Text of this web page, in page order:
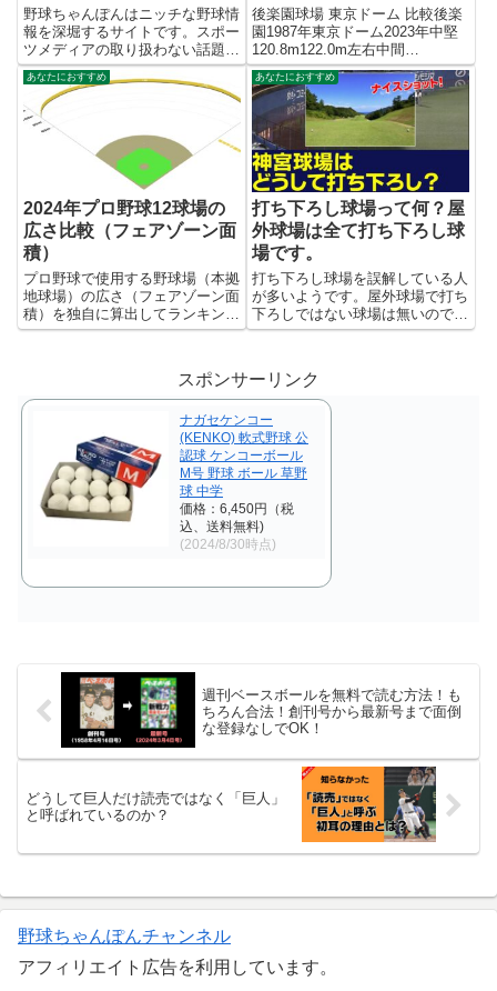
計。みんなで監督采配を評
価する。
野球ちゃんぽんはニッチな野球情
報を深堀するサイトです。スポー
ツメディアの取り扱わない話題を
独自の視点で調べたり集計したり
しています。
後楽園球場 東京ドーム 比較後楽
園1987年東京ドーム2023年中堅
120.8m122.0m左右中間
110.1m110.0m両翼87.8m100.0m
外野フェンス高2.1～4.7m4.24m
あなたにおすすめ
2024年プロ野球12球場の
広さ比較（フェアゾーン面
積）
プロ野球で使用する野球場（本拠
地球場）の広さ（フェアゾーン面
積）を独自に算出してランキング
化。大きい球場は？広い球場は？
10338.032ベルーナドーム
10315.533京セラドーム大...
あなたにおすすめ
打ち下ろし球場って何？屋
外球場は全て打ち下ろし球
場です。
打ち下ろし球場を誤解している人
が多いようです。屋外球場で打ち
下ろしではない球場は無いのです
けどね。
スポンサーリンク
ナガセケンコー
(KENKO) 軟式野球 公
認球 ケンコーボール
M号 野球 ボール 草野
球 中学
価格：6,450円（税
込、送料無料)
(2024/8/30時点)
週刊ベースボールを無料で読む方法！も
ちろん合法！創刊号から最新号まで面倒
な登録なしでOK！
どうして巨人だけ読売ではなく「巨人」
と呼ばれているのか？
野球ちゃんぽんチャンネル
アフィリエイト広告を利用しています。